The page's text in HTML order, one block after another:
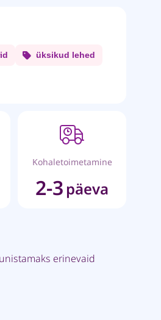
üksikud lehed
Kohaletoimetamine
2-3 päeva
erinevaid